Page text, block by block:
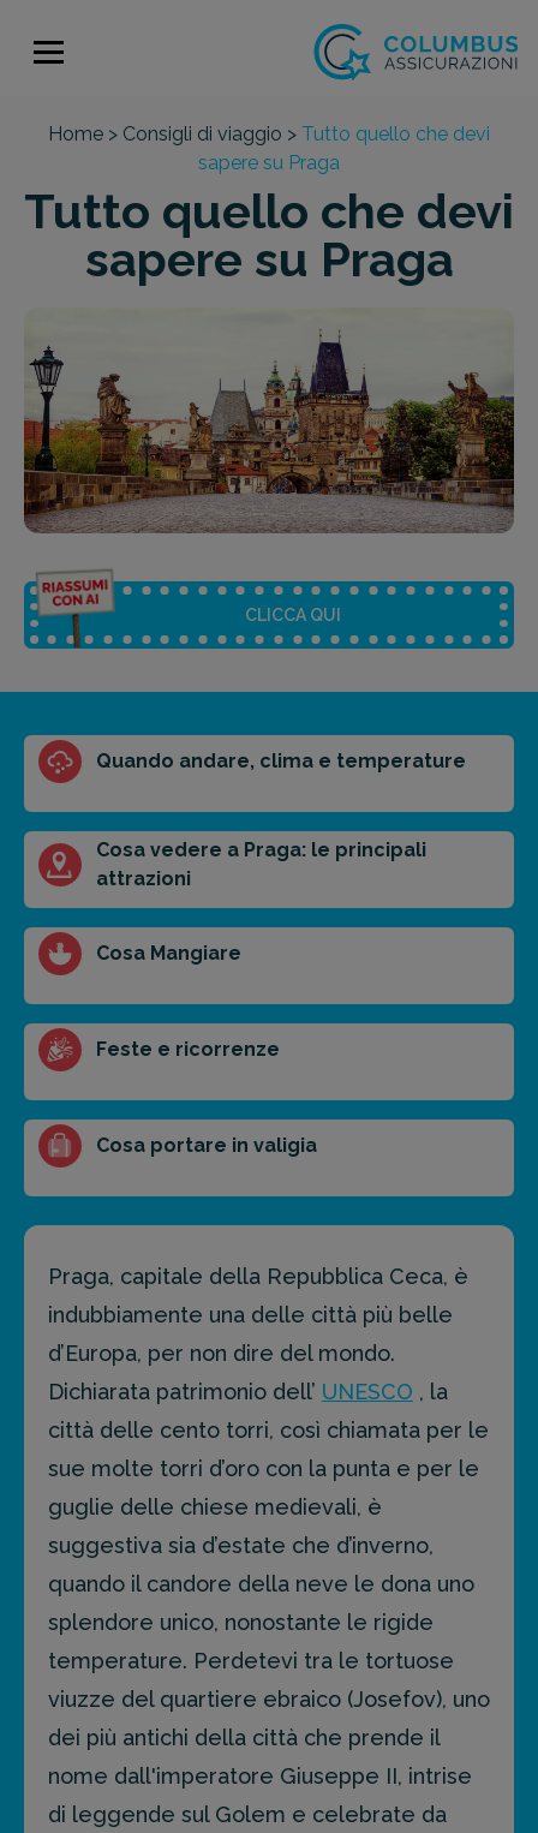
Home > Consigli di viaggio > Tutto quello che devi
sapere su Praga
Tutto quello che devi
sapere su Praga
CLICCA QUI
Riassunto dell'articolo
Scegli il formato del riassunto
Breve Medio Punti chiave
prossima destinazione di viaggio.
FAI PREVENTIVO
Quando andare, clima e temperature
Cosa vedere a Praga: le principali
attrazioni
Cosa Mangiare
Feste e ricorrenze
Cosa portare in valigia
Praga, capitale della Repubblica Ceca, è
indubbiamente una delle città più belle
d’Europa, per non dire del mondo.
Dichiarata patrimonio dell’ UNESCO , la
città delle cento torri, così chiamata per le
sue molte torri d’oro con la punta e per le
guglie delle chiese medievali, è
suggestiva sia d’estate che d’inverno,
quando il candore della neve le dona uno
splendore unico, nonostante le rigide
temperature. Perdetevi tra le tortuose
viuzze del quartiere ebraico (Josefov), uno
dei più antichi della città che prende il
nome dall'imperatore Giuseppe II, intrise
di leggende sul Golem e celebrate da